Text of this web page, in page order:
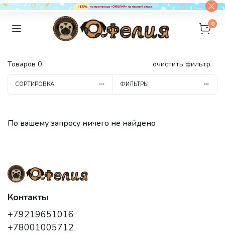
0
Товаров 0 очистить фильтр
СОРТИРОВКА ФИЛЬТРЫ
По вашему запросу ничего не найдено
Контакты
+79219651016
+78001005712